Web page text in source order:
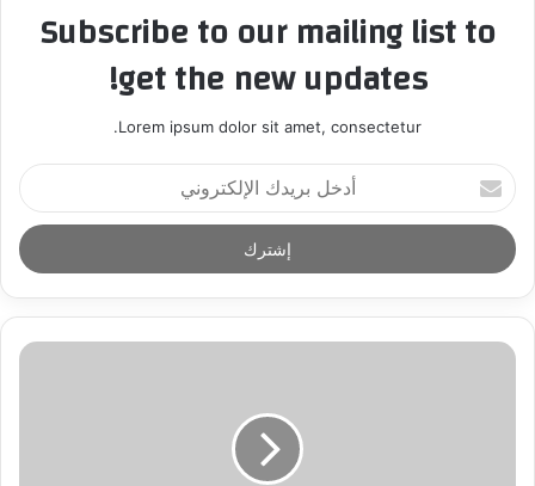
Subscribe to our mailing list to
get the new updates!
Lorem ipsum dolor sit amet, consectetur.
أ
د
خ
ل
ر
د